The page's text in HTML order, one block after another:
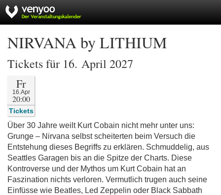
NIRVANA by LITHIUM
Tickets für 16. April 2027
Fr
16.Apr
20:00
Tickets
Über 30 Jahre weilt Kurt Cobain nicht mehr unter uns:
Grunge – Nirvana selbst scheiterten beim Versuch die
Entstehung dieses Begriffs zu erklären. Schmuddelig, aus
Seattles Garagen bis an die Spitze der Charts. Diese
Kontroverse und der Mythos um Kurt Cobain hat an
Faszination nichts verloren. Vermutlich trugen auch seine
Einfüsse wie Beatles, Led Zeppelin oder Black Sabbath